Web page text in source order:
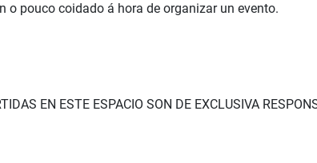
pouco coidado á hora de organizar un evento.
EN ESTE ESPACIO SON DE EXCLUSIVA